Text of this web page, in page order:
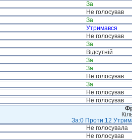
За
Не голосував
За
Утримався
Не голосував
За
Відсутній
За
За
Не голосував
За
Не голосував
Не голосував
За:0 Проти:12
Не голосувала
Не голосував